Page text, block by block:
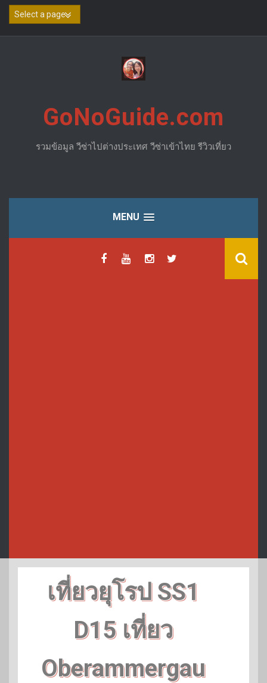
Skip
GoNoGuide.com
รวมข้อมูล วีซ่าไปต่างประเทศ วีซ่าเข้าไทย รีวิวเที่ยว
MENU
เที่ยวยุโรป SS1
D15 เที่ยว
Oberammergau